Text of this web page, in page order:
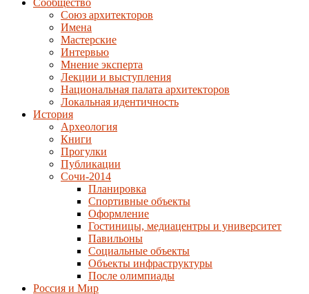
Сообщество
Союз архитекторов
Имена
Мастерские
Интервью
Мнение эксперта
Лекции и выступления
Национальная палата архитекторов
Локальная идентичность
История
Археология
Книги
Прогулки
Публикации
Сочи-2014
Планировка
Спортивные объекты
Оформление
Гостиницы, медиацентры и университет
Павильоны
Социальные объекты
Объекты инфраструктуры
После олимпиады
Россия и Мир